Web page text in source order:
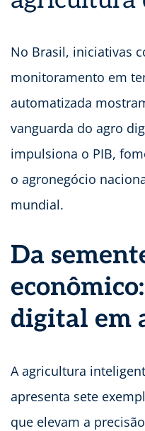
No Brasil, iniciativas
monitoramento em
automatizada
vanguarda do agro
impulsiona o PIB,
o agronegócio
mundial.
Da
digital em
A agricultura
apresenta sete
que elevam a